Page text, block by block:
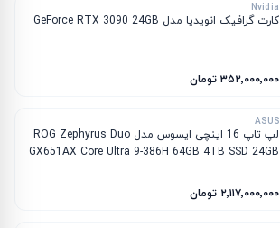
Nvidia
کارت گرافیک انویدیا مدل GeForce RTX 3090 24GB
۳۵۲٬۰۰۰٬۰۰۰ تومان
ASUS
لپ تاپ 16 اینچی ایسوس مدل ROG Zephyrus Duo
GX651AX Core Ultra 9-386H 64GB 4TB SSD 24GB
۲٬۱۱۷٬۰۰۰٬۰۰۰ تومان